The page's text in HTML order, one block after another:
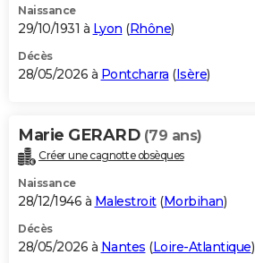
Naissance
29/10/1931 à Lyon (Rhône)
Décès
28/05/2026 à Pontcharra (Isère)
Marie GERARD (79 ans)
Créer une cagnotte obsèques
Naissance
28/12/1946 à Malestroit(Morbihan)
Décès
28/05/2026 à Nantes (Loire-Atlantique)